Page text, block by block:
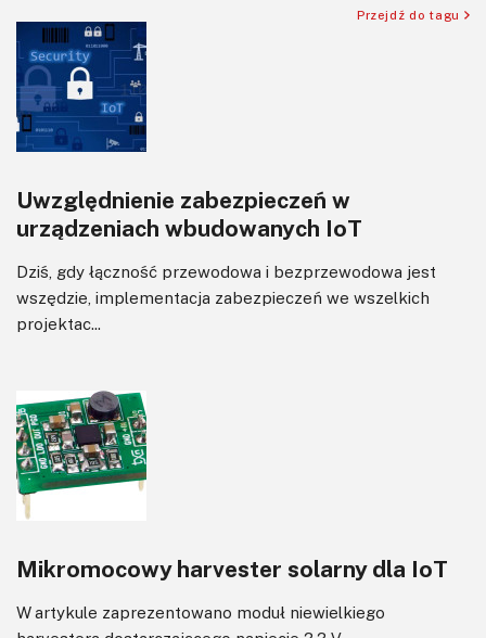
Software
Sterowanie
Transformatory
Tranzystory
Wzmacniacze
Zasilanie
Przejdź do tagu
Uwzględnienie zabezpieczeń w
urządzeniach wbudowanych IoT
Dziś, gdy łączność przewodowa i bezprzewodowa jest
wszędzie, implementacja zabezpieczeń we wszelkich
projektac...
Mikromocowy harvester solarny dla IoT
W artykule zaprezentowano moduł niewielkiego